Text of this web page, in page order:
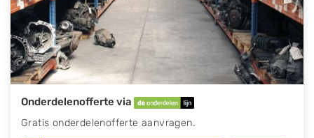
Onderdelenofferte via
Gratis onderdelenofferte aanvragen.